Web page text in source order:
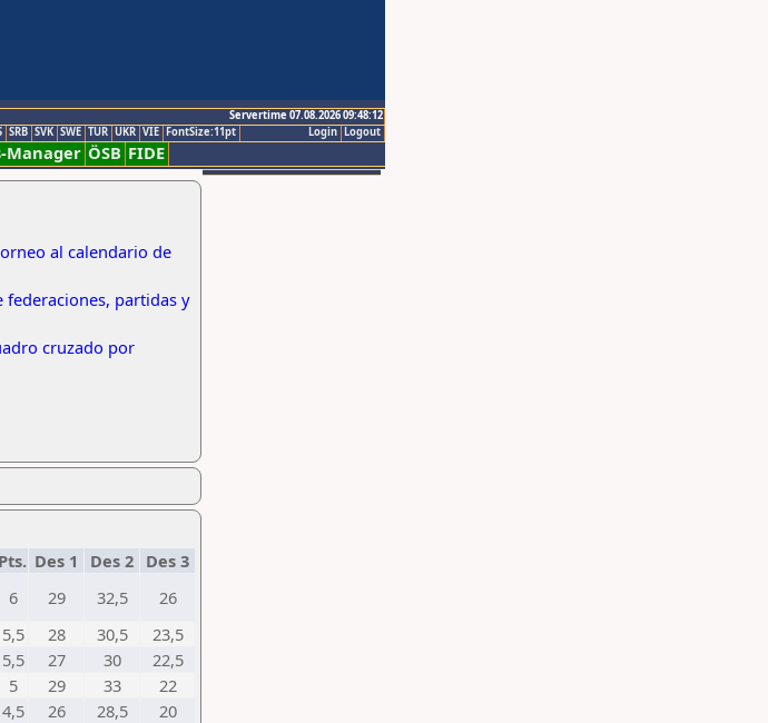
Servertime 07.08.2026 09:48:12
Logout
Login
SRB SVK SWE TUR UKR VIE FontSize:11pt
Manager ÖSB FIDE
al calendario de
federaciones, partidas y
cruzado por
Pts. Des 1 Des 2 Des 3
6 29 32,5
26
5,5 28 30,5
23,5
5,5 27 30
22,5
5 29 33
22
4,5 26 28,5
20